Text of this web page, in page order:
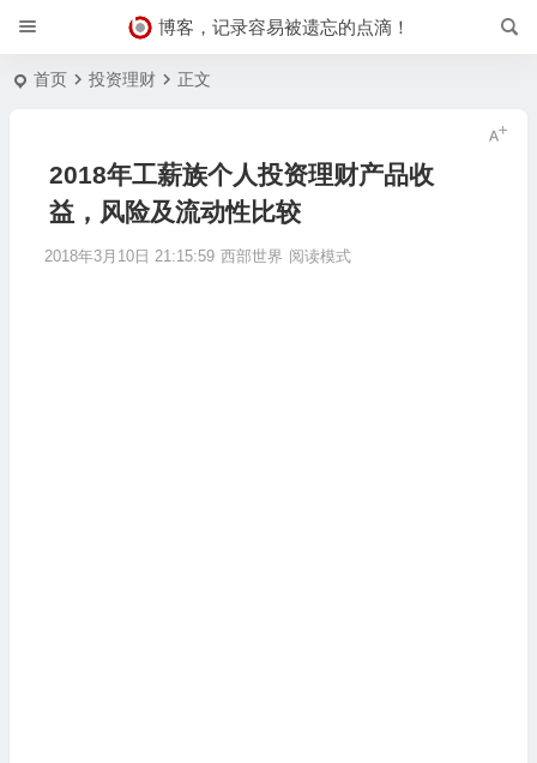
博客，记录容易被遗忘的点滴！
首页 投资理财 正文
2018年工薪族个人投资理财产品收
益，风险及流动性比较
2018年3月10日 21:15:59 西部世界 阅读模式